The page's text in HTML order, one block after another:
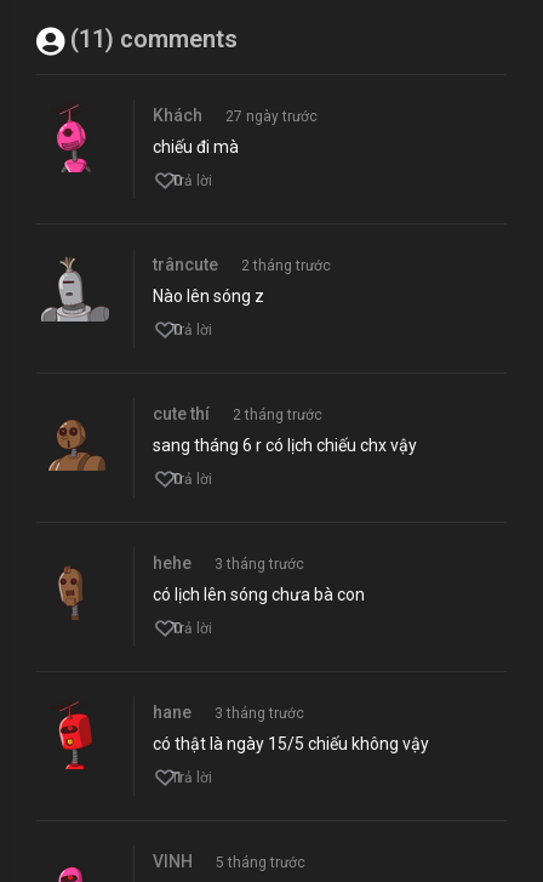
(11) comments
Khách 27 ngày trước
chiếu đi mà
0
Trả lời
trâncute 2 tháng trước
Nào lên sóng z
0
Trả lời
cute thí 2 tháng trước
sang tháng 6 r có lịch chiếu chx vậy
0
Trả lời
hehe 3 tháng trước
có lịch lên sóng chưa bà con
0
Trả lời
hane 3 tháng trước
có thật là ngày 15/5 chiếu không vậy
1
Trả lời
VINH 5 tháng trước